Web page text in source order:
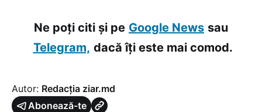
Ne poți citi și pe Google News sau
Telegram, dacă îți este mai comod.
Autor: Redacția ziar.md
Abonează-te